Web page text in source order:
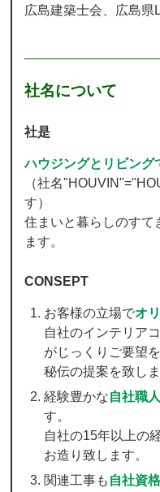
広島建築士会、広島県
社名について
社是
ハウジングとリビング
（社名
す）
住まいと暮らしのすて
ます。
CONSEPT
お客様の立場でオ
自社のインテリア
がじっくりご要望
秘伝の提案を致しま
経験豊かな自社職人
す。
自社の15年以上の
お造り致します。
関連工事も 自社資